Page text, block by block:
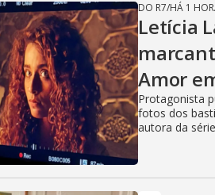
DO R7/HÁ 1
Letícia
Amor
Protagonista
fotos dos
autora da série